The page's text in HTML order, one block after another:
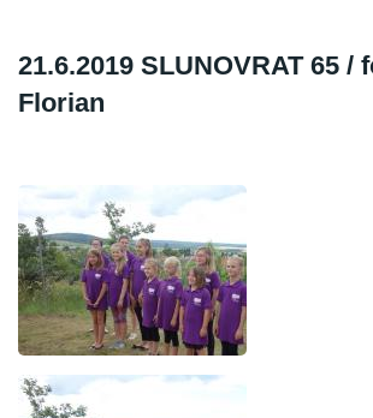
21.6.2019 SLUNOVRAT 65 /
Florian